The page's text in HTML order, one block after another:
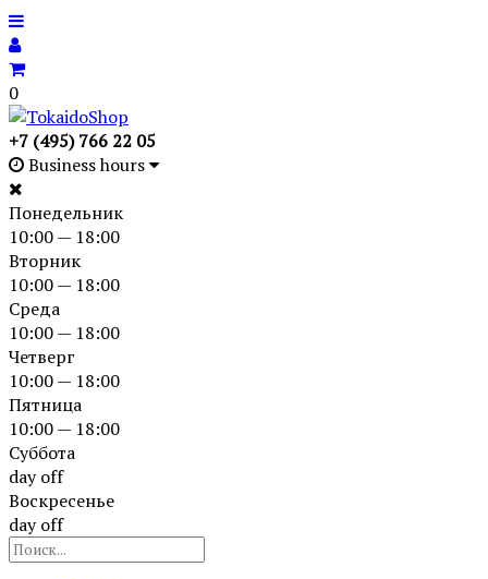
0
+7 (495) 766 22 05
Business hours
Понедельник
10:00 — 18:00
Вторник
10:00 — 18:00
Среда
10:00 — 18:00
Четверг
10:00 — 18:00
Пятница
10:00 — 18:00
Суббота
day off
Воскресенье
day off